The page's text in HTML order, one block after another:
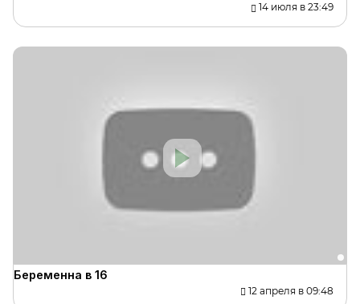
14 июля в 23:49
Беременна в 16
12 апреля в 09:48